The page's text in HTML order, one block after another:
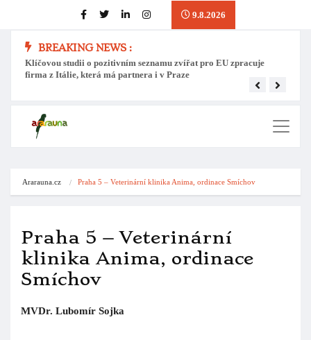
9.8.2026
BREAKING NEWS :
Klíčovou studii o pozitivním seznamu zvířat pro EU zpracuje
firma z Itálie, která má partnera i v Praze
Ararauna.cz Praha 5 – Veterinární klinika Anima, ordinace Smíchov
Praha 5 – Veterinární
klinika Anima, ordinace
Smíchov
MVDr. Lubomír Sojka